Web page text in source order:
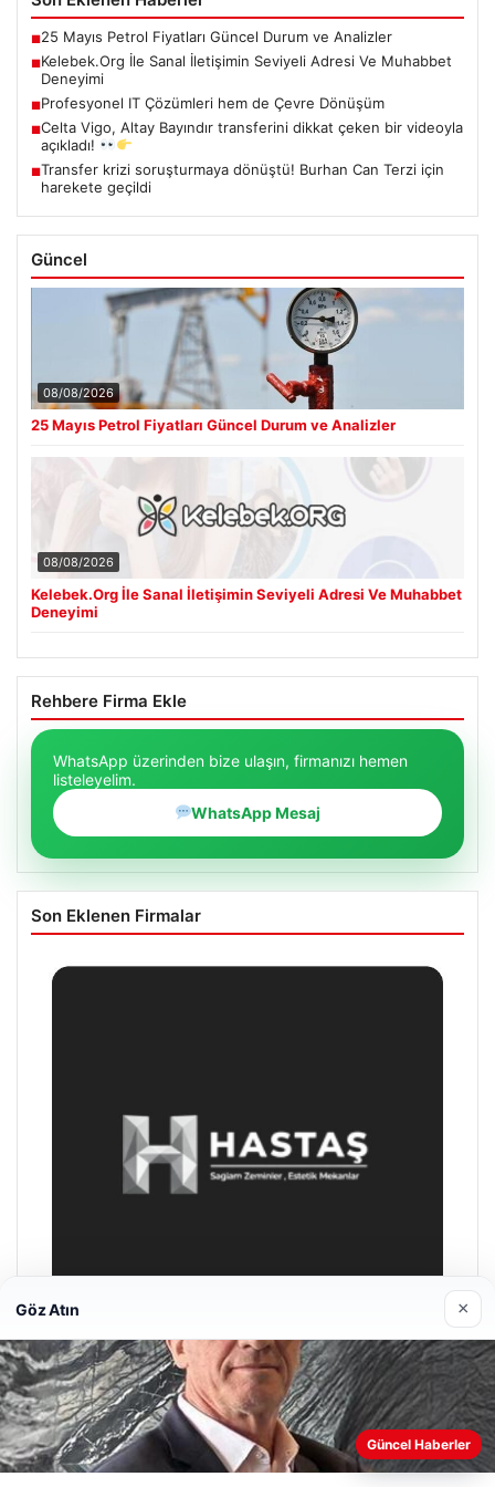
■25 Mayıs Petrol Fiyatları Güncel Durum ve Analizler
■Kelebek.Org İle Sanal İletişimin Seviyeli Adresi Ve Muhabbet
Deneyimi
■Profesyonel IT Çözümleri hem de Çevre Dönüşüm
■Celta Vigo, Altay Bayındır transferini dikkat çeken bir videoyla
açıkladı!
■Transfer krizi soruşturmaya dönüştü! Burhan Can Terzi için
harekete geçildi
Güncel
08/08/2026
25 Mayıs Petrol Fiyatları Güncel Durum ve Analizler
08/08/2026
Kelebek.Org İle Sanal İletişimin Seviyeli Adresi Ve Muhabbet
Deneyimi
Rehbere Firma Ekle
WhatsApp üzerinden bize ulaşın, firmanızı hemen
listeleyelim.
WhatsApp Mesaj
Son Eklenen Firmalar
Enes Kaplan Avukatlık Bürosu
28/04/2026
Web sitemizi nasıl kullandığınızı daha iyi anlayabilmek,
Göz Atın ×
Güncel Haberler